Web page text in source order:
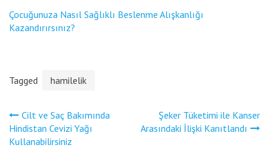
Çocuğunuza Nasıl Sağlıklı Beslenme Alışkanlığı
Kazandırırsınız?
Tagged hamilelik
Yazı
gezinmesi
Cilt ve Saç Bakımında
Hindistan Cevizi Yağı
Kullanabilirsiniz
Şeker Tüketimi ile Kanser
Arasındaki İlişki Kanıtlandı